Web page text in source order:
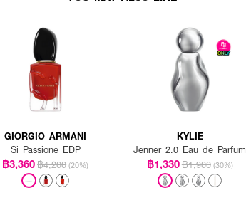
GIORGIO ARMANI
Si Passione EDP
฿3,360฿4,200 (20%)
KYLIE
Jenner 2.0 Eau de Parfum
฿1,330฿1,900 (30%)